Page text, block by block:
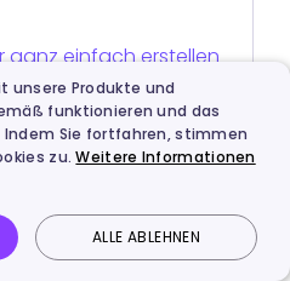
ganz einfach erstellen
AUTOR
unsere Produkte und
funktionieren und das
Sie fortfahren, stimmen
zu.Weitere Informationen
ALLE ABLEHNEN